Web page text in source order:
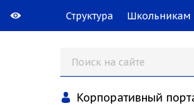
Структура Школьникам
Корпоративный